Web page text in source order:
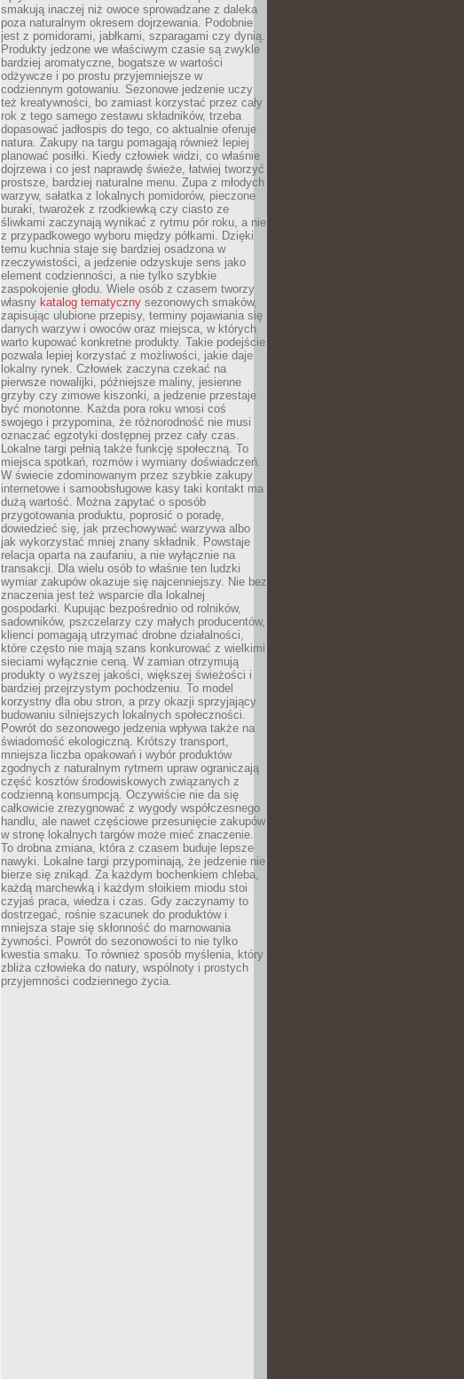
smakują inaczej niż owoce sprowadzane z daleka
poza naturalnym okresem dojrzewania. Podobnie
jest z pomidorami, jabłkami, szparagami czy dynią.
Produkty jedzone we właściwym czasie są zwykle
bardziej aromatyczne, bogatsze w wartości
odżywcze i po prostu przyjemniejsze w
codziennym gotowaniu. Sezonowe jedzenie uczy
też kreatywności, bo zamiast korzystać przez cały
rok z tego samego zestawu składników, trzeba
dopasować jadłospis do tego, co aktualnie oferuje
natura. Zakupy na targu pomagają również lepiej
planować posiłki. Kiedy człowiek widzi, co właśnie
dojrzewa i co jest naprawdę świeże, łatwiej tworzyć
prostsze, bardziej naturalne menu. Zupa z młodych
warzyw, sałatka z lokalnych pomidorów, pieczone
buraki, twarożek z rzodkiewką czy ciasto ze
śliwkami zaczynają wynikać z rytmu pór roku, a nie
z przypadkowego wyboru między półkami. Dzięki
temu kuchnia staje się bardziej osadzona w
rzeczywistości, a jedzenie odzyskuje sens jako
element codzienności, a nie tylko szybkie
zaspokojenie głodu. Wiele osób z czasem tworzy
własny katalog tematyczny sezonowych smaków,
zapisując ulubione przepisy, terminy pojawiania się
danych warzyw i owoców oraz miejsca, w których
warto kupować konkretne produkty. Takie podejście
pozwala lepiej korzystać z możliwości, jakie daje
lokalny rynek. Człowiek zaczyna czekać na
pierwsze nowalijki, późniejsze maliny, jesienne
grzyby czy zimowe kiszonki, a jedzenie przestaje
być monotonne. Każda pora roku wnosi coś
swojego i przypomina, że różnorodność nie musi
oznaczać egzotyki dostępnej przez cały czas.
Lokalne targi pełnią także funkcję społeczną. To
miejsca spotkań, rozmów i wymiany doświadczeń.
W świecie zdominowanym przez szybkie zakupy
internetowe i samoobsługowe kasy taki kontakt ma
dużą wartość. Można zapytać o sposób
przygotowania produktu, poprosić o poradę,
dowiedzieć się, jak przechowywać warzywa albo
jak wykorzystać mniej znany składnik. Powstaje
relacja oparta na zaufaniu, a nie wyłącznie na
transakcji. Dla wielu osób to właśnie ten ludzki
wymiar zakupów okazuje się najcenniejszy. Nie bez
znaczenia jest też wsparcie dla lokalnej
gospodarki. Kupując bezpośrednio od rolników,
sadowników, pszczelarzy czy małych producentów,
klienci pomagają utrzymać drobne działalności,
które często nie mają szans konkurować z wielkimi
sieciami wyłącznie ceną. W zamian otrzymują
produkty o wyższej jakości, większej świeżości i
bardziej przejrzystym pochodzeniu. To model
korzystny dla obu stron, a przy okazji sprzyjający
budowaniu silniejszych lokalnych społeczności.
Powrót do sezonowego jedzenia wpływa także na
świadomość ekologiczną. Krótszy transport,
mniejsza liczba opakowań i wybór produktów
zgodnych z naturalnym rytmem upraw ograniczają
część kosztów środowiskowych związanych z
codzienną konsumpcją. Oczywiście nie da się
całkowicie zrezygnować z wygody współczesnego
handlu, ale nawet częściowe przesunięcie zakupów
w stronę lokalnych targów może mieć znaczenie.
To drobna zmiana, która z czasem buduje lepsze
nawyki. Lokalne targi przypominają, że jedzenie nie
bierze się znikąd. Za każdym bochenkiem chleba,
każdą marchewką i każdym słoikiem miodu stoi
czyjaś praca, wiedza i czas. Gdy zaczynamy to
dostrzegać, rośnie szacunek do produktów i
mniejsza staje się skłonność do marnowania
żywności. Powrót do sezonowości to nie tylko
kwestia smaku. To również sposób myślenia, który
zbliża człowieka do natury, wspólnoty i prostych
przyjemności codziennego życia.